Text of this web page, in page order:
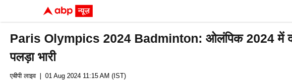
Paris Olympics 2024 Badminton: ओलंपिक 2024 में दो
पलड़ा भारी
एबीपी लाइव| 01 Aug 2024 11:15 AM (IST)